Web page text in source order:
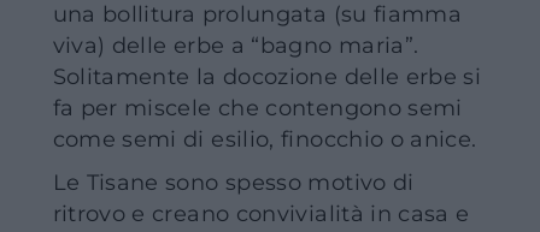
una bollitura prolungata (su fiamma
viva) delle erbe a “bagno maria”.
Solitamente la docozione delle erbe si
fa per miscele che contengono semi
come semi di esilio, finocchio o anice.
Le Tisane sono spesso motivo di
ritrovo e creano convivialità in casa e